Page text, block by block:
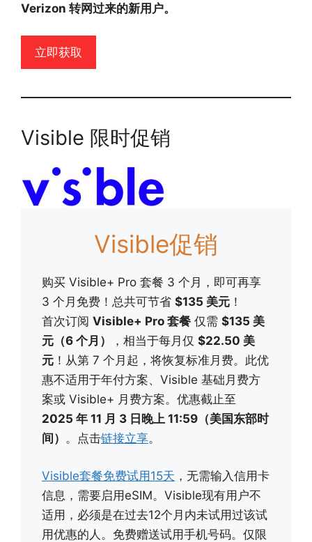
Verizon 转网过来的新用户。
立即获取
Visible 限时促销
Visible促销
购买 Visible+ Pro 套餐 3 个月，即可再享
3 个月免费！总共可节省 $135 美元 ！
首次订阅 Visible+ Pro 套餐 仅需 $135 美
元（6 个月）
，相当于每月仅 $22.50 美
元 ！从第 7 个月起，将恢复标准月费。此优
惠不适用于年付方案、Visible 基础月费方
案或 Visible+ 月费方案。优惠截止至
2025 年 11 月 3 日晚上 11:59（美国东部时
间） 。点击链接立享。
Visible套餐免费试用15天 ，无需输入信用卡
信息，需要启用eSIM。Visible现有用户不
适用，必须是在过去12个月内未试用过该试
用优惠的人。免费赠送试用手机号码。仅限